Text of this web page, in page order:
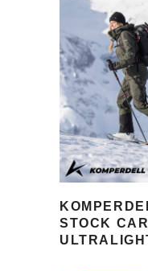
STOCK